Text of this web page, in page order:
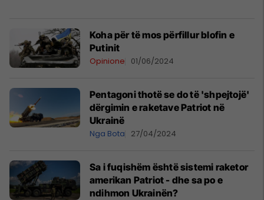
Koha për të mos përfillur blofin e
Putinit
Opinione 01/06/2024
Pentagoni thotë se do të 'shpejtojë'
dërgimin e raketave Patriot në
Ukrainë
Nga Bota 27/04/2024
Sa i fuqishëm është sistemi raketor
amerikan Patriot - dhe sa po e
ndihmon Ukrainën?